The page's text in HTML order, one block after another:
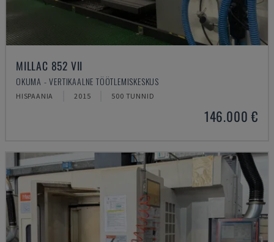
MILLAC 852 VII
OKUMA - VERTIKAALNE TÖÖTLEMISKESKUS
HISPAANIA 2015 500 TUNNID
146.000 €